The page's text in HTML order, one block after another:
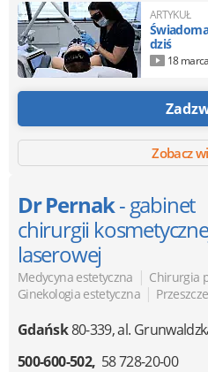
ARTYKUŁ
dziś
18
Zobacz
Dr Pernak- gabinet
chirurgii
laserowej
Medycyna estetyczna | Chirurgia
Ginekologia estetyczna |
Gdańsk80-339,al.
500-600-502 58 728-20-00